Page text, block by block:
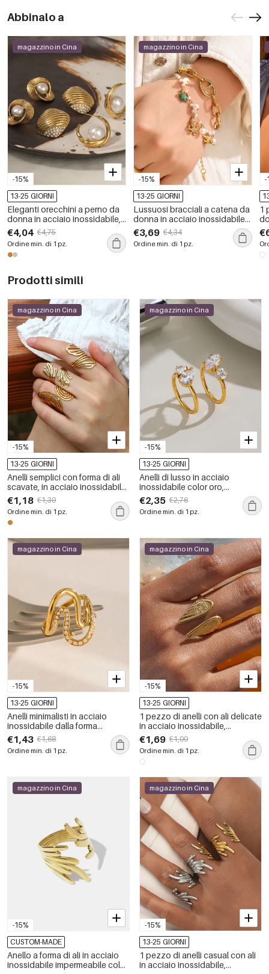
Abbinalo a
-15%
magazzino in Cina
13-25 GIORNI
Eleganti orecchini a perno da
donna in acciaio inossidabile,
impermeabili, color oro, con
strass e perle, dalla forma
irregolare.
€4,04 €4,75
Ordine min. di 1 pz.
-15%
magazzino in Cina
13-25 GIORNI
Lussuosi bracciali a catena da
donna in acciaio inossidabile
color oro, semplici, dalla forma
irregolare e impermeabili.
€3,69 €4,34
Ordine min. di 1 pz.
-
1
Prodotti simili
-15%
magazzino in Cina
13-25 GIORNI
Anelli semplici con forma di ali
scavate, in acciaio inossidabile,
impermeabili, color oro
€1,18 €1,39
Ordine min. di 1 pz.
-15%
magazzino in Cina
13-25 GIORNI
Anelli di lusso in acciaio
inossidabile color oro,
impermeabili, con pietre
preziose.
€2,35 €2,76
Ordine min. di 1 pz.
-15%
magazzino in Cina
13-25 GIORNI
Anelli minimalisti in acciaio
inossidabile dalla forma
irregolare, impermeabili, color
oro con strass.
€1,43 €1,68
Ordine min. di 1 pz.
-15%
magazzino in Cina
13-25 GIORNI
1 pezzo di anelli con ali delicate
in acciaio inossidabile,
impermeabili, color oro
€1,69 €1,99
Ordine min. di 1 pz.
-15%
magazzino in Cina
CUSTOM-MADE
Anello a forma di ali in acciaio
inossidabile impermeabile color
-15%
magazzino in Cina
13-25 GIORNI
1 pezzo di anelli casual con ali
in acciaio inossidabile,